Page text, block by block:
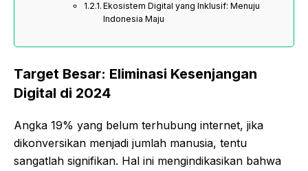
Ekosistem Digital yang Inklusif: Menuju
Indonesia Maju
Target Besar: Eliminasi Kesenjangan
Digital di 2024
Angka 19% yang belum terhubung internet, jika
dikonversikan menjadi jumlah manusia, tentu
sangatlah signifikan. Hal ini mengindikasikan bahwa